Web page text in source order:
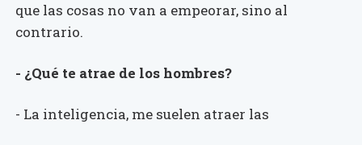
que las cosas no van a empeorar, sino al
contrario.
- ¿Qué te atrae de los hombres?
- La inteligencia, me suelen atraer las